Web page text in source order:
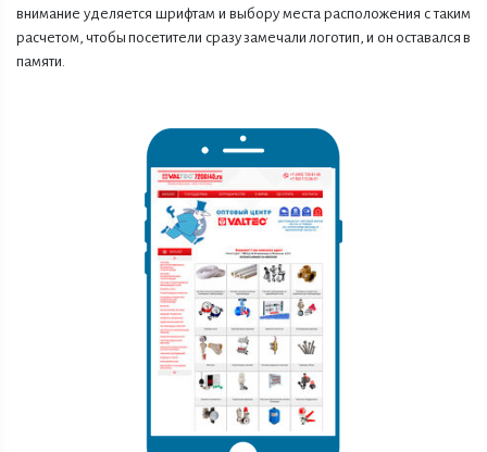
внимание уделяется шрифтам и выбору места расположения с таким
расчетом, чтобы посетители сразу замечали логотип, и он оставался в
памяти.